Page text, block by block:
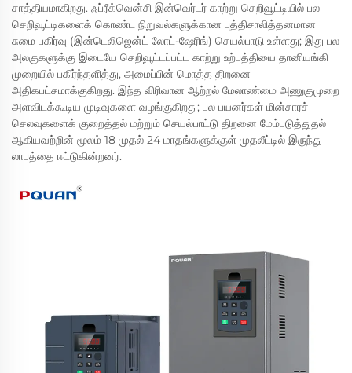
சாத்தியமாகிறது. ஃப்ரீக்வென்சி இன்வெர்டர் காற்று செறிவூட்டியில் பல
செறிவூட்டிகளைக் கொண்ட நிறுவல்களுக்கான புத்திசாலித்தனமான
சுமை பகிர்வு (இன்டெலிஜென்ட் லோட்-ஷேரிங்) செயல்பாடு உள்ளது; இது பல
அலகுகளுக்கு இடையே செறிவூட்டப்பட்ட காற்று உற்பத்தியை தானியங்கி
முறையில் பகிர்ந்தளித்து, அமைப்பின் மொத்த திறனை
அதிகபட்சமாக்குகிறது. இந்த விரிவான ஆற்றல் மேலாண்மை அணுகுமுறை
அளவிடக்கூடிய முடிவுகளை வழங்குகிறது; பல பயனர்கள் மின்சாரச்
செலவுகளைக் குறைத்தல் மற்றும் செயல்பாட்டு திறனை மேம்படுத்துதல்
ஆகியவற்றின் மூலம் 18 முதல் 24 மாதங்களுக்குள் முதலீட்டில் இருந்து
லாபத்தை ஈட்டுகின்றனர்.